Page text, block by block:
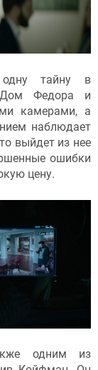
одну тайну в
Дом Федора и
камерами, а
наблюдает
выйдет из нее
ошибки
цену.
одним из